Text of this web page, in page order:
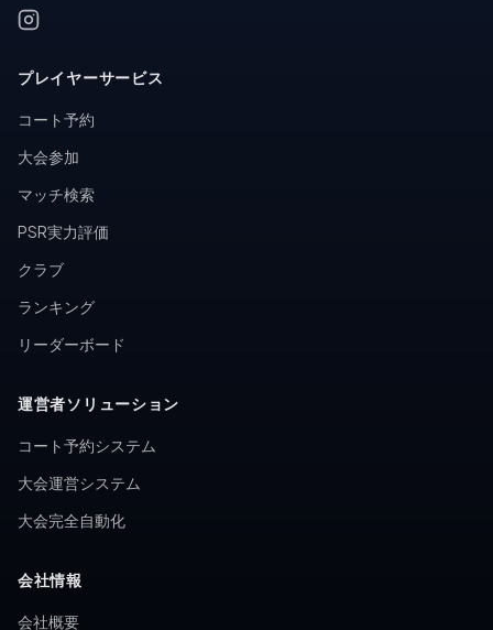
プレイヤーサービス
コート予約
大会参加
マッチ検索
PSR実力評価
クラブ
ランキング
リーダーボード
運営者ソリューション
コート予約システム
大会運営システム
大会完全自動化
会社情報
会社概要